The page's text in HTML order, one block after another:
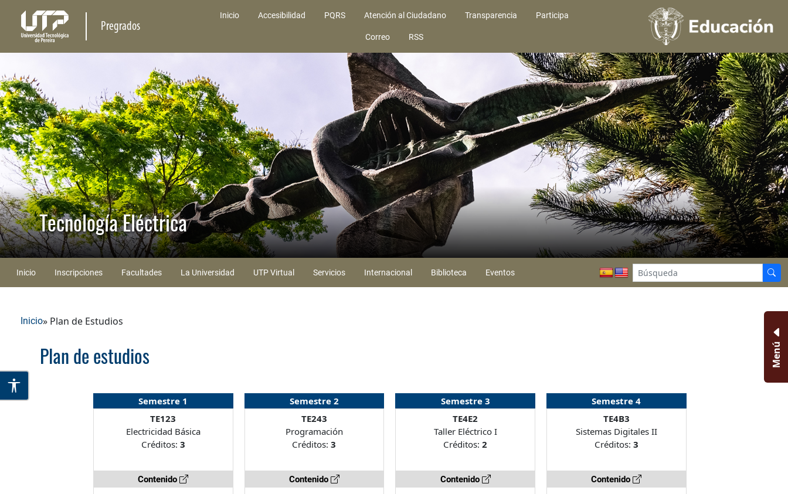
Pregrados
Inicio Accesibilidad PQRS Atención al Ciudadano Transparencia Participa
Correo RSS
Tecnología Eléctrica
Inicio Inscripciones Facultades La Universidad UTP Virtual Servicios Internacional Biblioteca Eventos
Inicio» Plan de Estudios
Plan de estudios
Semestre 1
TE123
Electricidad Básica
Créditos: 3
Contenido
Semestre 2
TE243
Programación
Créditos:3
Contenido
Semestre 3
TE4E2
Taller Eléctrico I
Créditos:2
Contenido
Semestre 4
TE4B3
Sistemas Digitales II
Créditos: 3
Contenido
Menú